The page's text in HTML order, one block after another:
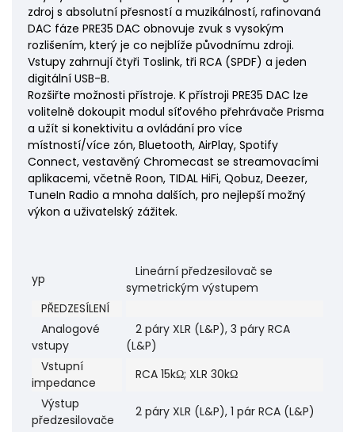
zdroj s absolutní přesností a muzikálností, rafinovaná
DAC fáze PRE35 DAC obnovuje zvuk s vysokým
rozlišením, který je co nejblíže původnímu zdroji.
Vstupy zahrnují čtyři Toslink, tři RCA (SPDF) a jeden
digitální USB-B.
Rozšiřte možnosti přístroje. K přístroji PRE35 DAC lze
volitelně dokoupit modul síťového přehrávače Prisma
a užít si konektivitu a ovládání pro více
místností/více zón, Bluetooth, AirPlay, Spotify
Connect, vestavěný Chromecast se streamovacími
aplikacemi, včetně Roon, TIDAL HiFi, Qobuz, Deezer,
TuneIn Radio a mnoha dalších, pro nejlepší možný
výkon a uživatelský zážitek.
yp
Lineární předzesilovač se
symetrickým výstupem
PŘEDZESÍLENÍ
Analogové
vstupy
2 páry XLR (L&P), 3 páry RCA
(L&P)
Vstupní
impedance
RCA 15kΩ; XLR 30kΩ
Výstup
předzesilovače
2 páry XLR (L&P), 1 pár RCA (L&P)